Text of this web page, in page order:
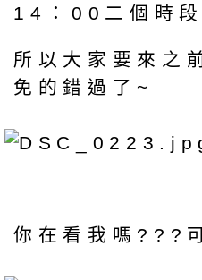
14：00二個時段
所以大家要來之
免的錯過了~
你在看我嗎???